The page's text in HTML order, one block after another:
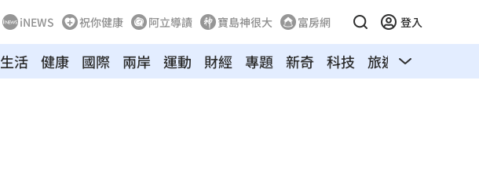
iNEWS 祝你健康 阿立導讀 寶島神很大 富房網 登入
生活 健康 國際 兩岸 運動 財經 專題 新奇 科技 旅遊 汽車